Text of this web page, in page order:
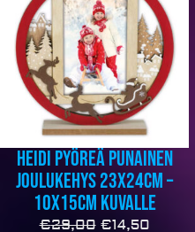
Heidi pyöreä punainen
joulukehys 23x24cm –
10x15cm kuvalle
€29,00
oli:
€29,00.
€14,50
on:
€14,50.